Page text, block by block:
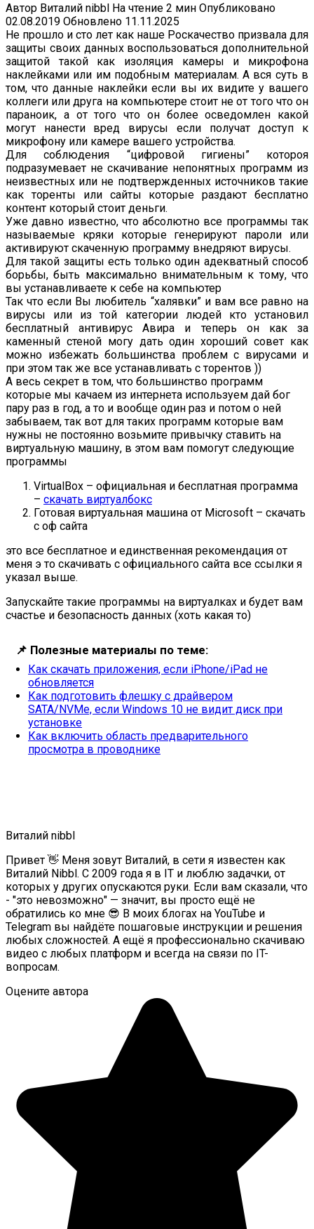
Автор Виталий nibbl На чтение 2 мин Опубликовано
02.08.2019 Обновлено 11.11.2025
Не прошло и сто лет как наше Роскачество призвала для
защиты своих данных воспользоваться дополнительной
защитой такой как изоляция камеры и микрофона
наклейками или им подобным материалам. А вся суть в
том, что данные наклейки если вы их видите у вашего
коллеги или друга на компьютере стоит не от того что он
параноик, а от того что он более осведомлен какой
могут нанести вред вирусы если получат доступ к
микрофону или камере вашего устройства.
Для соблюдения “цифровой гигиены” котороя
подразумевает не скачивание непонятных программ из
неизвестных или не подтвержденных источников такие
как торенты или сайты которые раздают бесплатно
контент который стоит деньги.
Уже давно известно, что абсолютно все программы так
называемые кряки которые генерируют пароли или
активируют скаченную программу внедряют вирусы.
Для такой защиты есть только один адекватный способ
борьбы, быть максимально внимательным к тому, что
вы устанавливаете к себе на компьютер
Так что если Вы любитель “халявки” и вам все равно на
вирусы или из той категории людей кто установил
бесплатный антивирус Авира и теперь он как за
каменный стеной могу дать один хороший совет как
можно избежать большинства проблем с вирусами и
при этом так же все устанавливать с торентов ))
А весь секрет в том, что большинство программ
которые мы качаем из интернета используем дай бог
пару раз в год, а то и вообще один раз и потом о ней
забываем, так вот для таких программ которые вам
нужны не постоянно возьмите привычку ставить на
виртуальную машину, в этом вам помогут следующие
программы
VirtualBox – официальная и бесплатная программа
– скачать виртуалбокс
Готовая виртуальная машина от Microsoft – скачать
с оф сайта
это все бесплатное и единственная рекомендация от
меня э то скачивать с официального сайта все ссылки я
указал выше.
Запускайте такие программы на виртуалках и будет вам
счастье и безопасность данных (хоть какая то)
📌 Полезные материалы по теме:
Как скачать приложения, если iPhone/iPad не
обновляется
Как подготовить флешку с драйвером
SATA/NVMe, если Windows 10 не видит диск при
установке
Как включить область предварительного
просмотра в проводнике
Виталий nibbl
Привет 👋 Меня зовут Виталий, в сети я известен как
Виталий Nibbl. С 2009 года я в IT и люблю задачки, от
которых у других опускаются руки. Если вам сказали, что
- "это невозможно" — значит, вы просто ещё не
обратились ко мне 😎 В моих блогах на YouTube и
Telegram вы найдёте пошаговые инструкции и решения
любых сложностей. А ещё я профессионально скачиваю
видео с любых платформ и всегда на связи по IT-
вопросам.
Оцените автора